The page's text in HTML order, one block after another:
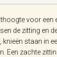
voor een
de zitting en
knieën staan in
Een zachte